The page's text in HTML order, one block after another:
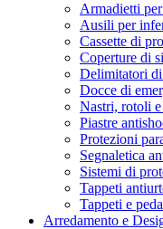
Armadietti
Ausili per
Cassette di
Coperture di
Delimitatori di
Docce di
Nastri, rotoli
Piastre
Protezioni
Segnaletica
Sistemi di
Tappeti
Tappeti e
Arredamento e